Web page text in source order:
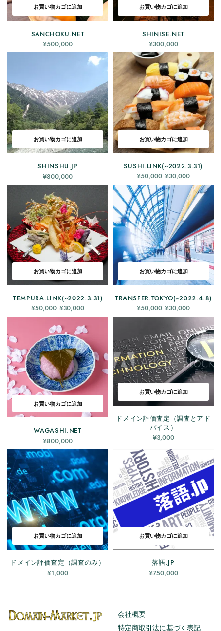
お買い物カゴに追加
SANCHOKU.NET
¥500,000
お買い物カゴに追加
SHINISE.NET
¥300,000
お買い物カゴに追加
SHINSHU.JP
¥800,000
お買い物カゴに追加
SUSHI.LINK(~2022.3.31)
¥50,000 元の価
格は
¥50,000
でし
た。
¥30,000
価格は
¥30,000
です。
お買い物カゴに追加
TEMPURA.LINK(~2022.3.31)
¥50,000 元の価
格は
¥50,000
でし
た。
¥30,000
価格は
¥30,000
です。
お買い物カゴに追加
TRANSFER.TOKYO(~2022.4.8)
¥50,000 元の価
格は
でし
た。
¥30,000
価格は
¥30,000
です。
お買い物カゴに追加
WAGASHI.NET
¥800,000
お買い物カゴに追加
ドメイン評価査定（調査とアド
バイス）
¥3,000
お買い物カゴに追加
ドメイン評価査定（調査のみ）
¥1,000
お買い物カゴに追加
落語.JP
¥750,000
会社概要
特定商取引法に基づく表記